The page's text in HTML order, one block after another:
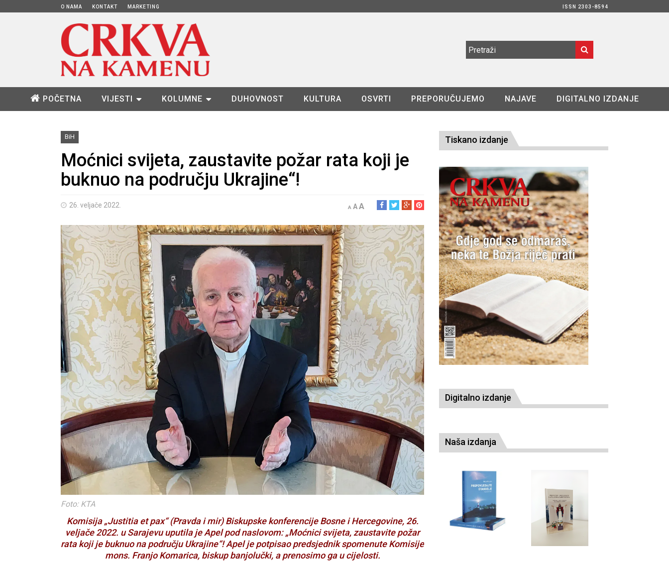
O NAMA KONTAKT MARKETING ISSN 2303-8594
POČETNA VIJESTI KOLUMNE DUHOVNOST KULTURA OSVRTI PREPORUČUJEMO NAJAVE DIGITALNO IZDANJE
BiH
Moćnici svijeta, zaustavite požar rata koji je
buknuo na području Ukrajine“!
26. veljače 2022. A AA
Foto: KTA
Komisija „Justitia et pax“ (Pravda i mir) Biskupske konferencije Bosne i Hercegovine, 26.
veljače 2022. u Sarajevu uputila je Apel pod naslovom: „Moćnici svijeta, zaustavite požar
rata koji je buknuo na području Ukrajine“! Apel je potpisao predsjednik spomenute Komisije
mons. Franjo Komarica, biskup banjolučki, a prenosimo ga u cijelosti.
Tiskano izdanje
Digitalno izdanje
Naša izdanja